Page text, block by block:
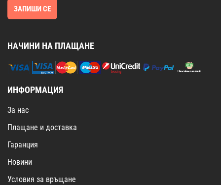
ЗАПИШИ СЕ
НАЧИНИ НА ПЛАЩАНЕ
ИНФОРМАЦИЯ
За нас
Плащане и доставка
Гаранция
Новини
Условия за връщане